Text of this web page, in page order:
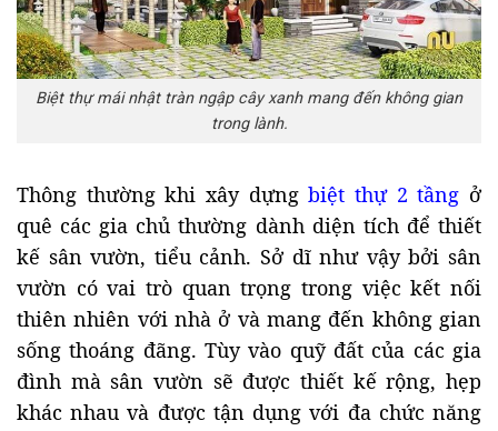
Biệt thự mái nhật tràn ngập cây xanh mang đến không gian
trong lành.
Thông thường khi xây dựngbiệt thự 2 tầng ở
quê các gia chủ thường dành diện tích để thiết
kế sân vườn, tiểu cảnh. Sở dĩ như vậy bởi sân
vườn có vai trò quan trọng trong việc kết nối
thiên nhiên với nhà ở và mang đến không gian
sống thoáng đãng. Tùy vào quỹ đất của các gia
đình mà sân vườn sẽ được thiết kế rộng, hẹp
khác nhau và được tận dụng với đa chức năng